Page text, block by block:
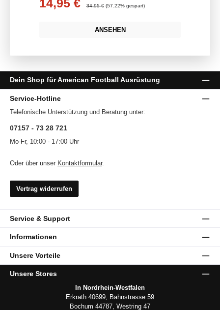
Verkaufspreis:
14,95 € Regulärer Preis:
34,95 € (57.22% gespart)
ANSEHEN
Dein Shop für American Football Ausrüstung
Service-Hotline
Telefonische Unterstützung und Beratung unter:
07157 - 73 28 721
Mo-Fr, 10:00 - 17:00 Uhr
Oder über unser Kontaktformular.
Vertrag widerrufen
Service & Support
Informationen
Unsere Vorteile
Unsere Stores
In Nordrhein-Westfalen
Erkrath 40699, Bahnstrasse 59
Bochum 44787, Westring 47